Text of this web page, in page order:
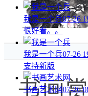
我是一个兵07-26
很好看。。
我是一个兵07-26
支持新版
书画艺术网07-26